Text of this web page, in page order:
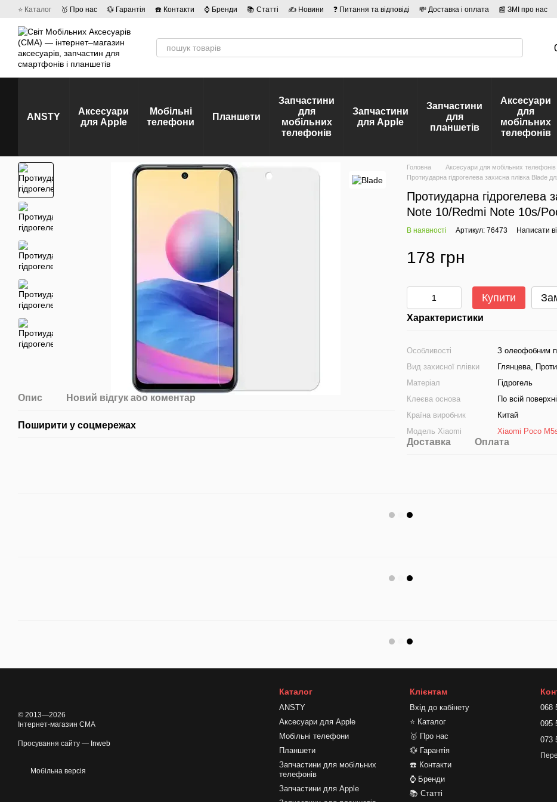
Перейти до основного контенту
⭐ Каталог 🥇 Про нас 💱 Гарантія ☎️ Контакти ⌚ Бренди 📚 Статті ✍ Новини ❓ Питання та відповіді 💸 Доставка і оплата
📰 ЗМІ про нас
ANSTY
Аксесуари
для Apple
Мобільні
телефони
Планшети
Запчастини
для
мобільних
телефонів
Запчастини
для Apple
Запчастини
для
планшетів
Аксесуари
для
мобільних
телефонів
Опис Новий відгук або коментар
Поширити у соцмережах
Головна Аксесуари для мобільних телефонів
Протиударна гідрогелева захисна плівка
Протиударна гідрогелева
Note 10/Redmi Note 10s/
В наявності Артикул: 76473 Написати
178 грн
Купити
Характеристики
Особливості
З олеофобним
Вид захисної плівки
Глянцева,
Матеріал
Гідрогель
Клеєва основа
По всій поверхні
Країна виробник
Китай
Модель Xiaomi
Xiaomi Poco
Доставка Оплата
© 2013—2026
Інтернет-магазин CMA
Просування сайту — Inweb
Мобільна версія
Каталог
ANSTY
Аксесуари для Apple
Мобільні телефони
Планшети
Запчастини для мобільних
телефонів
Запчастини для Apple
Клієнтам
Вхід до кабінету
⭐ Каталог
🥇 Про нас
💱 Гарантія
☎️ Контакти
⌚ Бренди
📚 Статті
068
095
073